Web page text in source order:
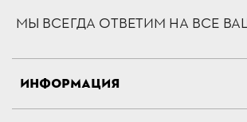
МЫ ВСЕГДА ОТВЕТИМ НА ВСЕ
ИНФОРМАЦИЯ